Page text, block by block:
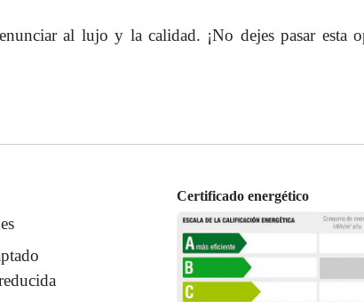
al lujo y la calidad. ¡No dejes pasar esta
Certificado energético